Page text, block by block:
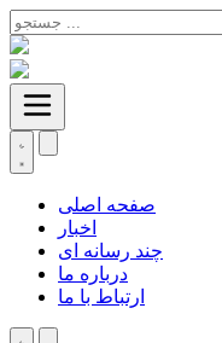
صفحه اصلی
اخبار
چند رسانه ای
درباره ما
ارتباط با ما